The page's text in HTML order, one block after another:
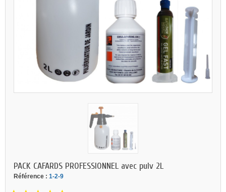
PACK CAFARDS PROFESSIONNEL avec pulv 2L
Référence : 1-2-9